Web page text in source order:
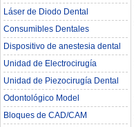
Láser de Diodo Dental
Consumibles Dentales
Dispositivo de anestesia dental
Unidad de Electrocirugía
Unidad de Piezocirugía Dental
Odontológico Model
Bloques de CAD/CAM